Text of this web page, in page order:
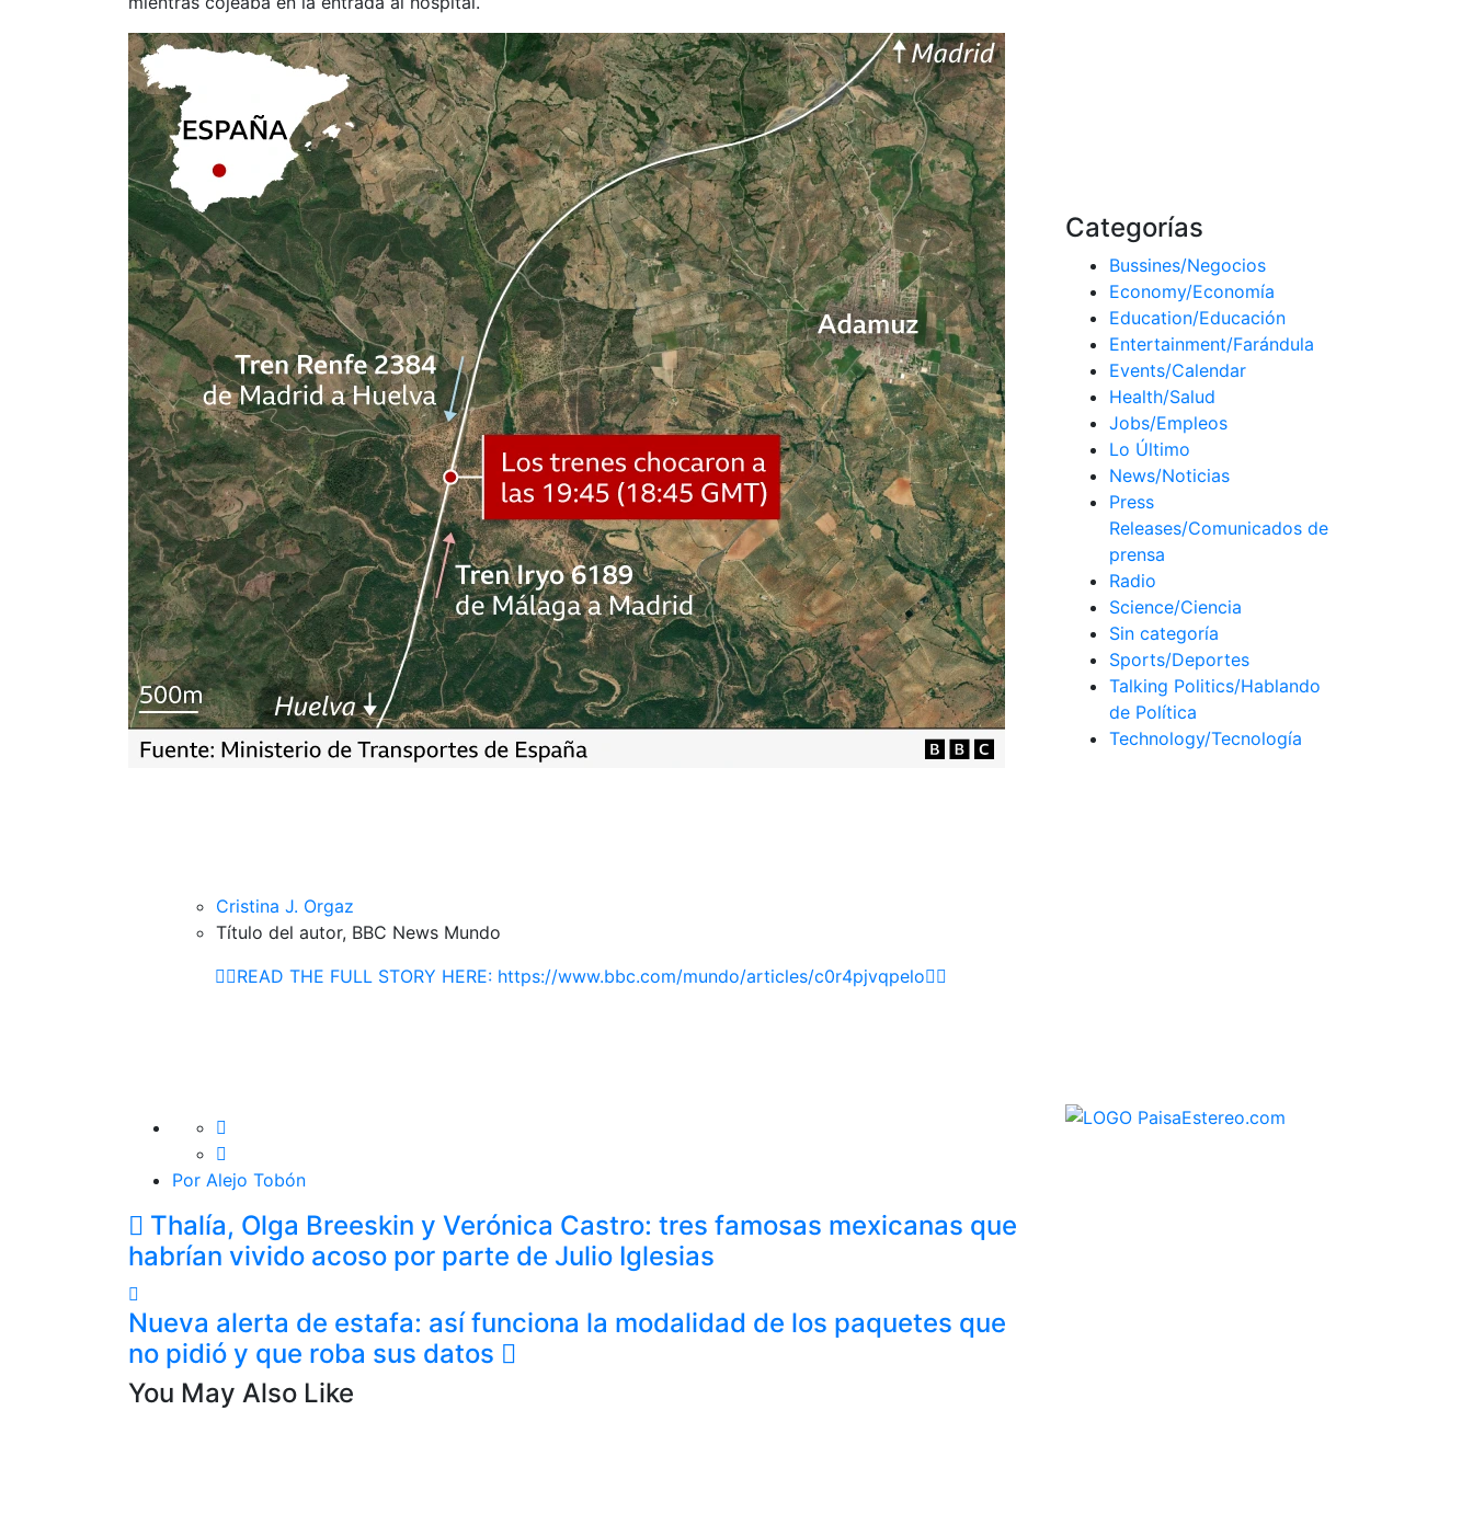
Cristina J. Orgaz
Título del autor, BBC News Mundo
👉🏽READ THE FULL STORY HERE: https://www.bbc.com/mundo/articles/c0r4pjvqpelo👈🏽
Por Alejo Tobón
Thalía, Olga Breeskin y Verónica Castro: tres famosas mexicanas que
habrían vivido acoso por parte de Julio Iglesias
Nueva alerta de estafa: así funciona la modalidad de los paquetes que
no pidió y que roba sus datos
You May Also Like
Categorías
Bussines/Negocios
Economy/Economía
Education/Educación
Entertainment/Farándula
Events/Calendar
Health/Salud
Jobs/Empleos
Lo Último
News/Noticias
Press
Releases/Comunicados de
prensa
Radio
Science/Ciencia
Sin categoría
Sports/Deportes
Talking Politics/Hablando
de Política
Technology/Tecnología